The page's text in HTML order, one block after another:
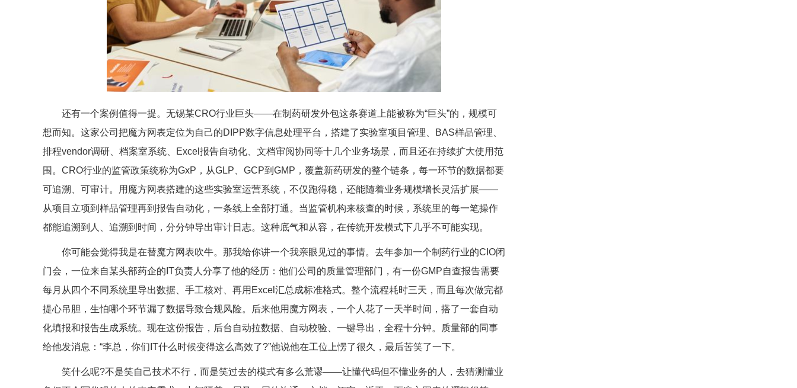
还有一个案例值得一提。无锡某CRO行业巨头——在制药研发外包这条赛道上能被称为“巨头”的，规模可
想而知。这家公司把魔方网表定位为自己的DIPP数字信息处理平台，搭建了实验室项目管理、BAS样品管理、
排程vendor调研、档案室系统、Excel报告自动化、文档审阅协同等十几个业务场景，而且还在持续扩大使用范
围。CRO行业的监管政策统称为GxP，从GLP、GCP到GMP，覆盖新药研发的整个链条，每一环节的数据都要
可追溯、可审计。用魔方网表搭建的这些实验室运营系统，不仅跑得稳，还能随着业务规模增长灵活扩展——
从项目立项到样品管理再到报告自动化，一条线上全部打通。当监管机构来核查的时候，系统里的每一笔操作
都能追溯到人、追溯到时间，分分钟导出审计日志。这种底气和从容，在传统开发模式下几乎不可能实现。
你可能会觉得我是在替魔方网表吹牛。那我给你讲一个我亲眼见过的事情。去年参加一个制药行业的CIO闭
门会，一位来自某头部药企的IT负责人分享了他的经历：他们公司的质量管理部门，有一份GMP自查报告需要
每月从四个不同系统里导出数据、手工核对、再用Excel汇总成标准格式。整个流程耗时三天，而且每次做完都
提心吊胆，生怕哪个环节漏了数据导致合规风险。后来他用魔方网表，一个人花了一天半时间，搭了一套自动
化填报和报告生成系统。现在这份报告，后台自动拉数据、自动校验、一键导出，全程十分钟。质量部的同事
给他发消息：“李总，你们IT什么时候变得这么高效了?”他说他在工位上愣了很久，最后苦笑了一下。
笑什么呢?不是笑自己技术不行，而是笑过去的模式有多么荒谬——让懂代码但不懂业务的人，去猜测懂业